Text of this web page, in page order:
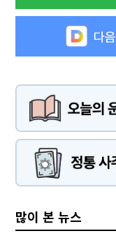
많이 본 뉴스